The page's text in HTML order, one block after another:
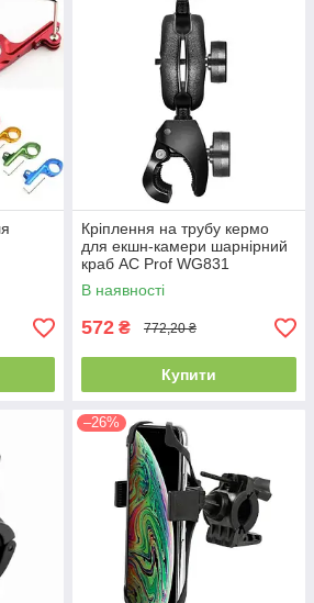
Кріплення на трубу кермо
для екшн-камери шарнірний
краб AC Prof WG831
В наявності
572 ₴ 772,20 ₴
Купити
–26%